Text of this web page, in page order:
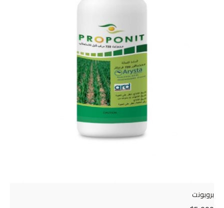
بروبونت